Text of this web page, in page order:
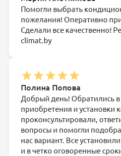
Помогли выбрать
пожелания! Оперативно
Сделали все качественно!
climat.by
Полина Попова
Добрый день! Обратились
приобретения и установки
проконсультировали,
вопросы и помогли
нас вариант. Все
и в четко оговоренные